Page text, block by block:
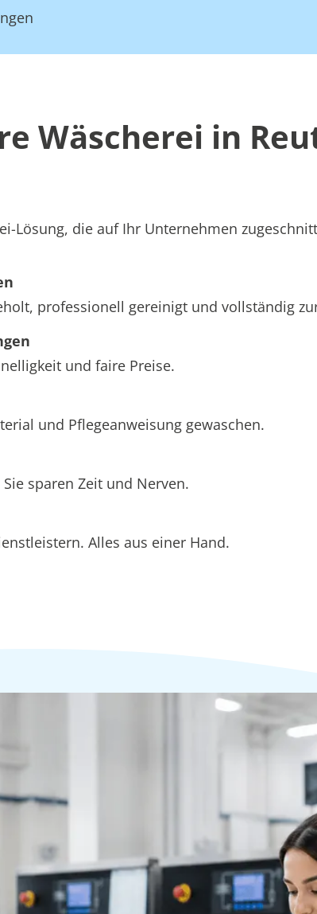
Wäscherei in
Lösung, die auf Ihr Unternehmen
professionell gereinigt und vollständig
und faire Preise.
und Pflegeanweisung gewaschen.
sparen Zeit und Nerven.
Alles aus einer Hand.